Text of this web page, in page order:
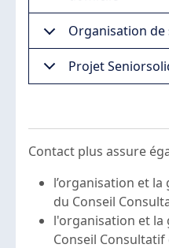
Organisation de
Projet
Contact plus assure
l’organisation et la
du Conseil
l'organisation et la
Conseil Consultatif